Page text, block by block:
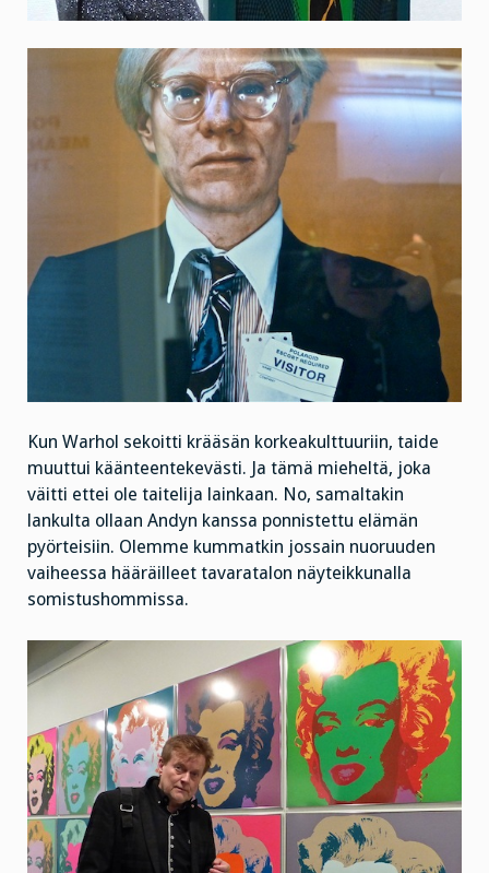
Kun Warhol sekoitti krääsän korkeakulttuuriin, taide
muuttui käänteentekevästi. Ja tämä mieheltä, joka
väitti ettei ole taitelija lainkaan. No, samaltakin
lankulta ollaan Andyn kanssa ponnistettu elämän
pyörteisiin. Olemme kummatkin jossain nuoruuden
vaiheessa hääräilleet tavaratalon näyteikkunalla
somistushommissa.